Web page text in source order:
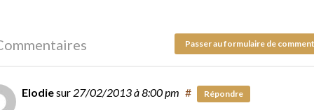
Passer au formulaire de
Elodiesur 27/02/2013à 8:00 pm # Répondre